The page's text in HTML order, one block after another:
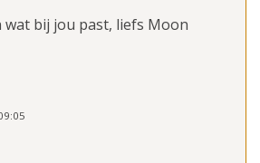
wat bij jou past, liefs Moon